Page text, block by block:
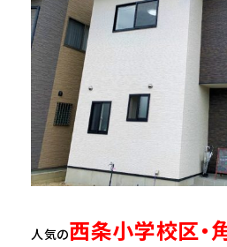
人気の西条小学校区・